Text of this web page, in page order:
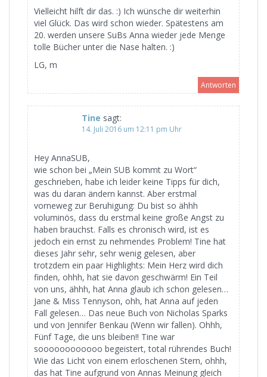
Vielleicht hilft dir das. :) Ich wünsche dir weiterhin
viel Glück. Das wird schon wieder. Spätestens am
20. werden unsere SuBs Anna wieder jede Menge
tolle Bücher unter die Nase halten. :)
LG, m
Antworten
Tine sagt:
14. Juli 2016 um 12:11 pm Uhr
Hey AnnaSUB,
wie schon bei „Mein SUB kommt zu Wort“
geschrieben, habe ich leider keine Tipps für dich,
was du daran ändern kannst. Aber erstmal
vorneweg zur Beruhigung: Du bist so ähhh
voluminös, dass du erstmal keine große Angst zu
haben brauchst. Falls es chronisch wird, ist es
jedoch ein ernst zu nehmendes Problem! Tine hat
dieses Jahr sehr, sehr wenig gelesen, aber
trotzdem ein paar Highlights: Mein Herz wird dich
finden, ohhh, hat sie davon geschwärm! Ein Teil
von uns, ähhh, hat Anna glaub ich schon gelesen…
Jane & Miss Tennyson, ohh, hat Anna auf jeden
Fall gelesen… Das neue Buch von Nicholas Sparks
und von Jennifer Benkau (Wenn wir fallen). Ohhh,
Fünf Tage, die uns bleiben!! Tine war
soooooooooooo begeistert, total rührendes Buch!
Wie das Licht von einem erloschenen Stern, ohhh,
das hat Tine aufgrund von Annas Meinung gleich